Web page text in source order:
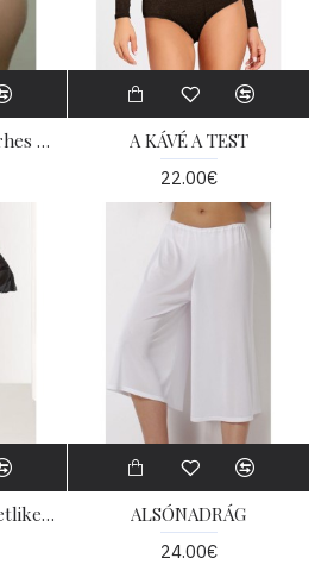
Bikini csipkével a terhes nők számára A KÁVÉ A TEST
22.00€
Állítsa be a finom netlike szövet ALSÓNADRÁG
24.00€